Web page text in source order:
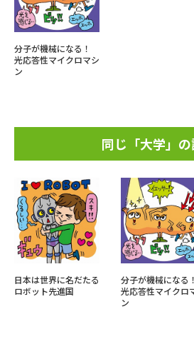
分子が機械になる！
光応答性マイクロマシ
ン
同じ「大学」
日本は世界に名だたる
ロボット先進国
分子が機械になる
光応答性マイクロ
ン